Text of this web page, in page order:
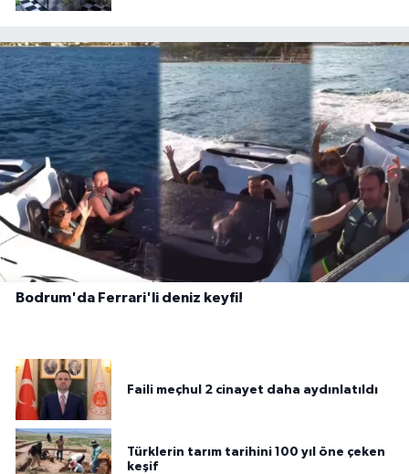
Bodrum'da Ferrari'li deniz keyfi!
Faili meçhul 2 cinayet daha aydınlatıldı
Türklerin tarım tarihini 100 yıl öne çeken
keşif